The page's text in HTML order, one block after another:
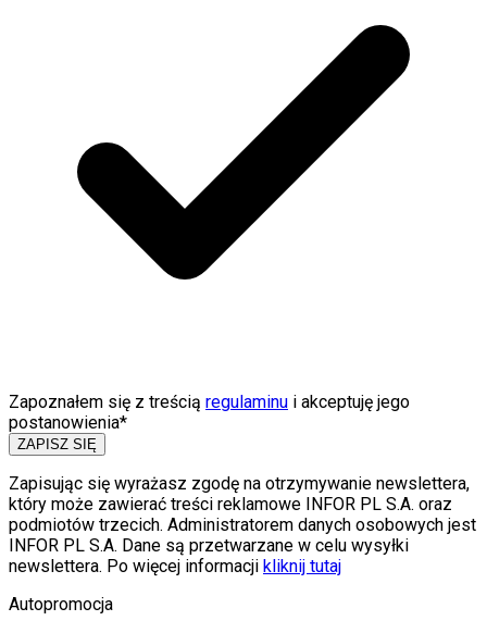
Zapoznałem się z treścią regulaminu i akceptuję jego
postanowienia*
ZAPISZ SIĘ
Zapisując się wyrażasz zgodę na otrzymywanie newslettera,
który może zawierać treści reklamowe INFOR PL S.A. oraz
podmiotów trzecich. Administratorem danych osobowych jest
INFOR PL S.A. Dane są przetwarzane w celu wysyłki
newslettera. Po więcej informacji kliknij tutaj
Autopromocja